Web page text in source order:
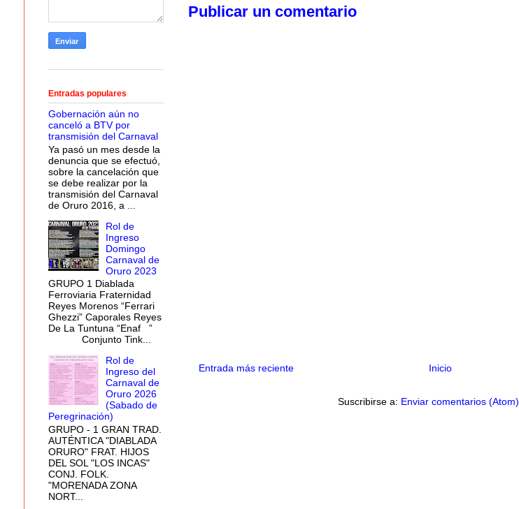
Publicar un comentario
Entrada más reciente Inicio
Suscribirse a: Enviar comentarios (Atom)
Entradas populares
Gobernación aún no
canceló a BTV por
transmisión del Carnaval
Ya pasó un mes desde la
denuncia que se efectuó,
sobre la cancelación que
se debe realizar por la
transmisión del Carnaval
de Oruro 2016, a ...
Rol de
Ingreso
Domingo
Carnaval de
Oruro 2023
GRUPO 1 Diablada
Ferroviaria Fraternidad
Reyes Morenos “Ferrari
Ghezzi” Caporales Reyes
De La Tuntuna “Enaf ”
Conjunto Tink...
Rol de
Ingreso del
Carnaval de
Oruro 2026
(Sabado de
Peregrinación)
GRUPO - 1 GRAN TRAD.
AUTÉNTICA "DIABLADA
ORURO" FRAT. HIJOS
DEL SOL "LOS INCAS"
CONJ. FOLK.
"MORENADA ZONA
NORT...